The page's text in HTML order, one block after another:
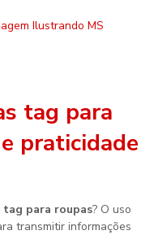
tag para
praticidade
para roupas? O uso
transmitir informações